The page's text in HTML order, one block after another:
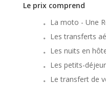
Le prix comprend
La moto - Une
Les transferts
Les nuits en
Les petits-
Le transfert de